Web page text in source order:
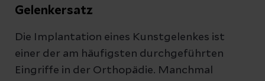
Gelenkersatz
Die Implantation eines Kunstgelenkes ist
einer der am häufigsten durchgeführten
Eingriffe in der Orthopädie. Manchmal